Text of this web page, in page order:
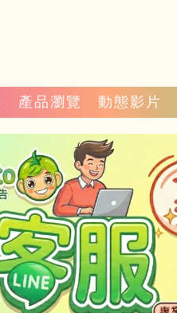
產品瀏覽 動態影片